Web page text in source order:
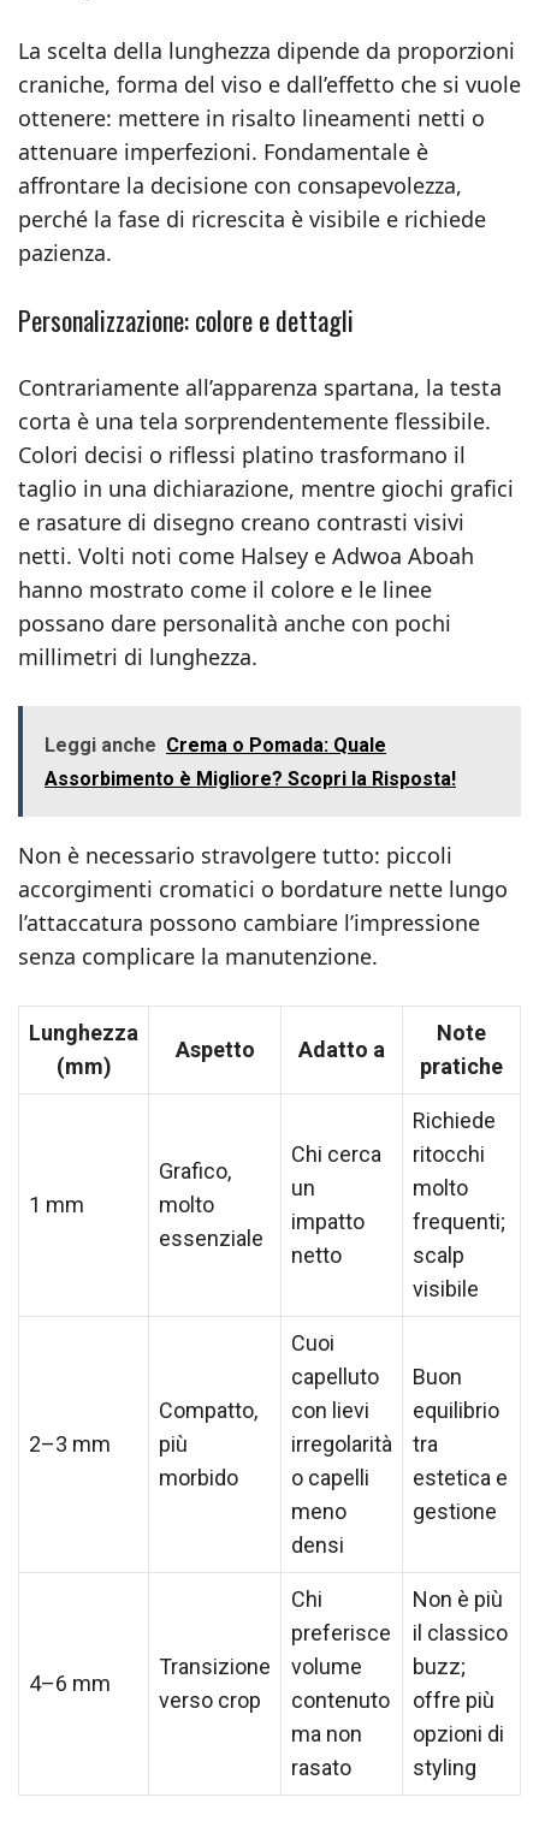
La scelta della lunghezza dipende da proporzioni
craniche, forma del viso e dall’effetto che si vuole
ottenere: mettere in risalto lineamenti netti o
attenuare imperfezioni. Fondamentale è
affrontare la decisione con consapevolezza,
perché la fase di ricrescita è visibile e richiede
pazienza.
Personalizzazione: colore e dettagli
Contrariamente all’apparenza spartana, la testa
corta è una tela sorprendentemente flessibile.
Colori decisi o riflessi platino trasformano il
taglio in una dichiarazione, mentre giochi grafici
e rasature di disegno creano contrasti visivi
netti. Volti noti come Halsey e Adwoa Aboah
hanno mostrato come il colore e le linee
possano dare personalità anche con pochi
millimetri di lunghezza.
Leggi anche Crema o Pomada: Quale
Assorbimento è Migliore? Scopri la Risposta!
Non è necessario stravolgere tutto: piccoli
accorgimenti cromatici o bordature nette lungo
l’attaccatura possono cambiare l’impressione
senza complicare la manutenzione.
Lunghezza
(mm)
Aspetto Adatto a
Note
pratiche
1 mm
Grafico,
molto
essenziale
Chi cerca
un
impatto
netto
Richiede
ritocchi
molto
frequenti;
scalp
visibile
2–3 mm
Compatto,
più
morbido
Cuoi
capelluto
con lievi
irregolarità
o capelli
meno
densi
Buon
equilibrio
tra
estetica e
gestione
4–6 mm
Transizione
verso crop
Chi
preferisce
volume
contenuto
ma non
rasato
Non è più
il classico
buzz;
offre più
opzioni di
styling